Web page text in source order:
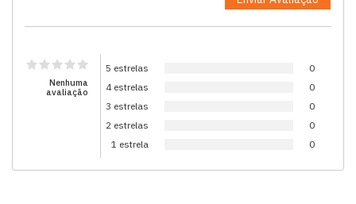
Nenhuma
avaliação
5 estrelas
0
4 estrelas
0
3 estrelas
0
2 estrelas
0
1 estrela
0